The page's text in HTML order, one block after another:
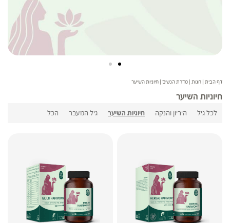
דף הבית | חנות | סדרת הנשים | חיוניות השיער
חיוניות השיער
לכל גיל היריון והנקה חיוניות השיער גיל המעבר הכל